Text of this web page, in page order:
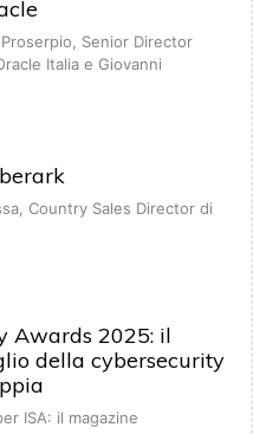
Senior Director
Italia e Giovanni
Country Sales Director di
Awards 2025: il
della cybersecurity
ISA: il magazine